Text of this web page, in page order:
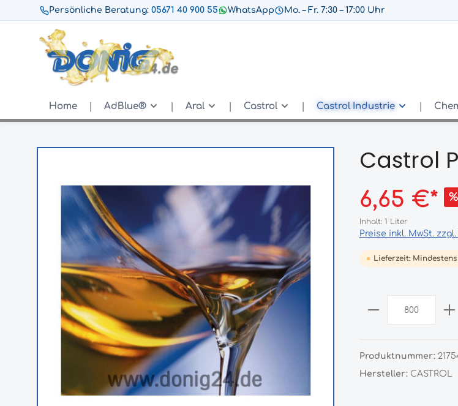
Persönliche Beratung: 05671 40 900 55 WhatsApp Mo. – Fr. 7:30 – 17:00 Uhr
Home AdBlue® Aral Castrol Castrol Industrie
Castrol
6,65 €* %
Inhalt: 1 Liter
Preise inkl. MwSt.
Lieferzeit:
Produktnummer:
Hersteller: CASTROL